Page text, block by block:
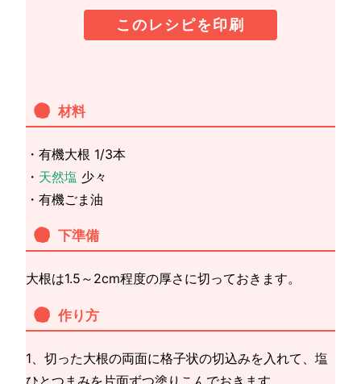
このレシピを印刷
材料
・有機大根 1/3本
・ 天然塩 少々
・有機ごま油
下準備
大根は1.5～2cm程度の厚さに切っておきます。
作り方
1、切った大根の両面に格子状の切込みを入れて、塩
ひとつまみを片面ずつ塗りこんでおきます。